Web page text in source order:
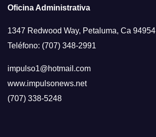
Oficina Administrativa
1347 Redwood Way, Petaluma, Ca 94954
Teléfono: (707) 348-2991
impulso1@hotmail.com
www.impulsonews.net
(707) 338-5248